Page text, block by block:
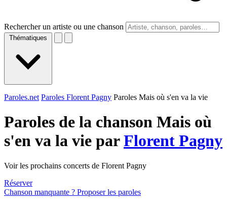
Rechercher un artiste ou une chanson
Thématiques
Paroles.net Paroles Florent Pagny Paroles Mais où s'en va la vie
Paroles de la chanson Mais où
s'en va la vie parFlorent Pagny
Voir les prochains concerts de Florent Pagny
Réserver
Chanson manquante ? Proposer les paroles